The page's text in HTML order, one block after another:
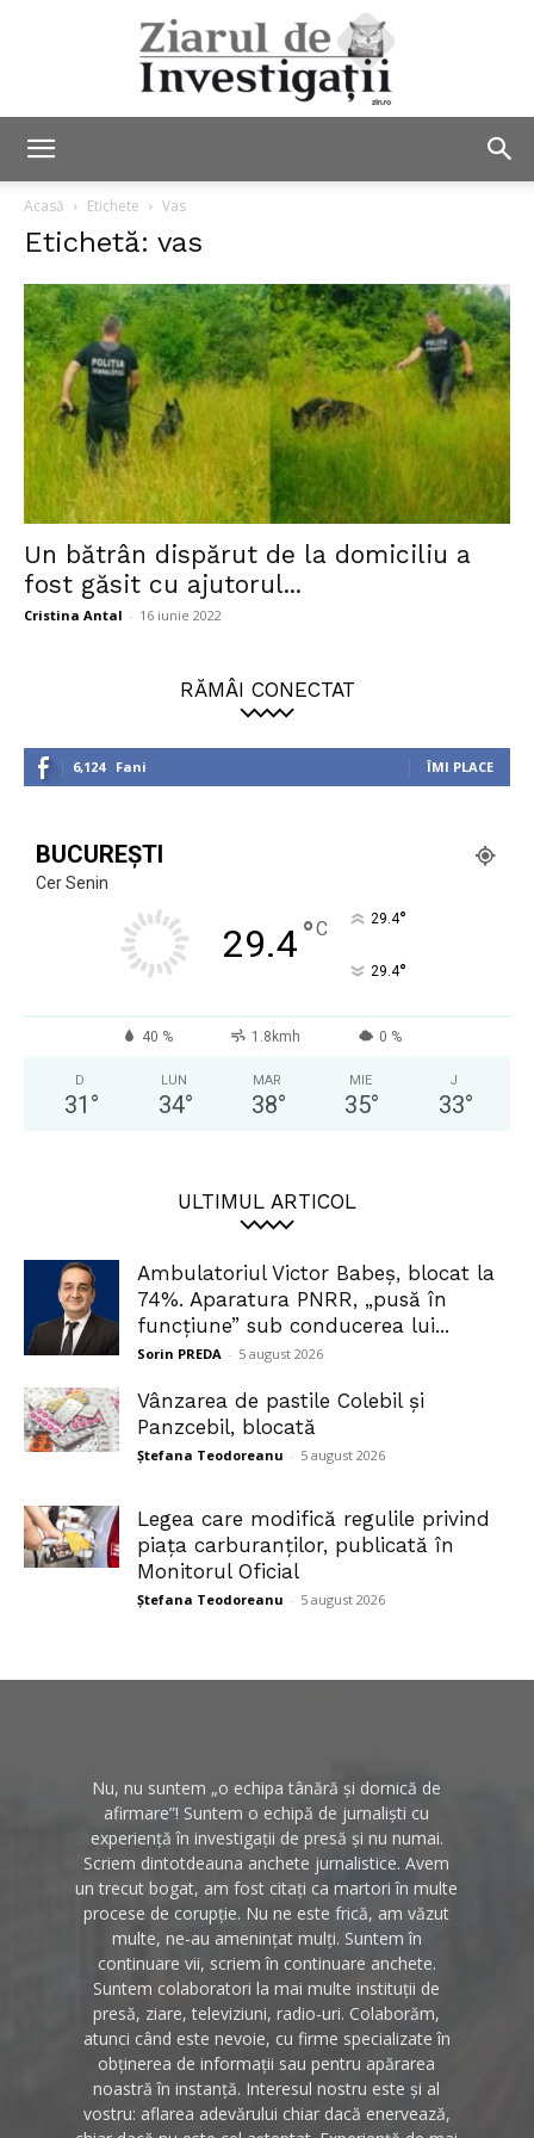
Investigații
Acasă Etichete Vas
Etichetă: vas
Un bătrân dispărut de la domiciliu a
fost găsit cu ajutorul...
Cristina Antal - 16 iunie 2022
RĂMÂI CONECTAT
6,124 Fani ÎMI PLACE
BUCUREȘTI
Cer Senin
29.4°C 29.4°
29.4°
40 % 1.8kmh 0 %
D
31 °
LUN
34°
MAR
38°
MIE
35°
J
33°
ULTIMUL ARTICOL
Ambulatoriul Victor Babeș, blocat la
74%. Aparatura PNRR, „pusă în
funcțiune” sub conducerea lui...
Sorin PREDA - 5 august 2026
Vânzarea de pastile Colebil și
Panzcebil, blocată
Ștefana Teodoreanu - 5 august 2026
Legea care modifică regulile privind
piața carburanților, publicată în
Monitorul Oficial
Ștefana Teodoreanu - 5 august 2026
Nu, nu suntem „o echipa tânără și dornică de
afirmare”! Suntem o echipă de jurnaliști cu
experiență în investigații de presă și nu numai.
Scriem dintotdeauna anchete jurnalistice. Avem
un trecut bogat, am fost citați ca martori în multe
procese de corupție. Nu ne este frică, am văzut
multe, ne-au amenințat mulți. Suntem în
continuare vii, scriem în continuare anchete.
Suntem colaboratori la mai multe instituții de
presă, ziare, televiziuni, radio-uri. Colaborăm,
atunci când este nevoie, cu firme specializate în
obținerea de informații sau pentru apărarea
noastră în instanță. Interesul nostru este și al
vostru: aflarea adevărului chiar dacă enervează,